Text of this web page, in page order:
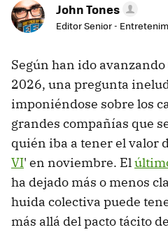
John Tones
Editor Senior -
Según han ido
2026, una pregunta
imponiéndose sobre los
grandes compañías que
quién iba a tener el valor
VI' en noviembre. El
ha dejado más o menos
huida colectiva puede
más allá del pacto tácito